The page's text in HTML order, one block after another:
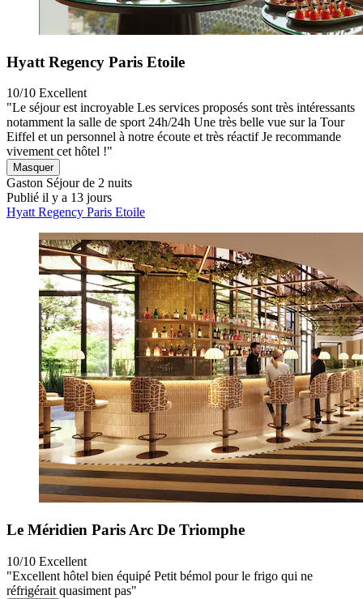
Hyatt Regency Paris Etoile
10/10 Excellent
"Le séjour est incroyable Les services proposés sont très intéressants
notamment la salle de sport 24h/24h Une très belle vue sur la Tour
Eiffel et un personnel à notre écoute et très réactif Je recommande
vivement cet hôtel !"
Masquer
Gaston Séjour de 2 nuits
Publié il y a 13 jours
Hyatt Regency Paris Etoile
Le Méridien Paris Arc De Triomphe
10/10 Excellent
"Excellent hôtel bien équipé Petit bémol pour le frigo qui ne
réfrigérait quasiment pas"